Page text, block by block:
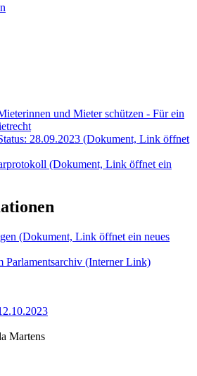
und Mieter schützen - Für ein
28.09.2023 (Dokument, Link öffnet
(Dokument, Link öffnet ein
(Dokument, Link öffnet ein neues
Parlamentsarchiv (Interner Link)
Martens